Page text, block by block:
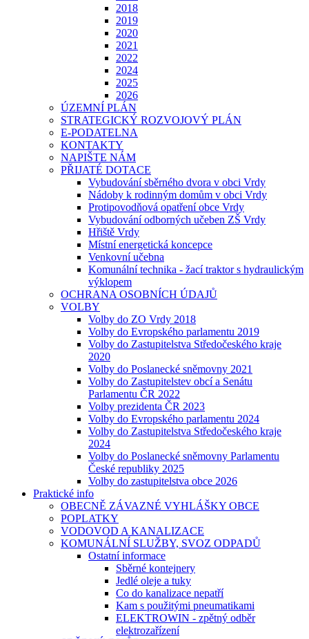
2018
2019
2020
2021
2022
2024
2025
2026
ÚZEMNÍ PLÁN
STRATEGICKÝ ROZVOJOVÝ PLÁN
E-PODATELNA
KONTAKTY
NAPIŠTE NÁM
PŘIJATÉ DOTACE
Vybudování sběrného dvora v obci Vrdy
Nádoby k rodinným domům v obci Vrdy
Protipovodňová opatření obce Vrdy
Vybudování odborných učeben ZŠ Vrdy
Hřiště Vrdy
Místní energetická koncepce
Venkovní učebna
Komunální technika - žací traktor s hydraulickým
výklopem
OCHRANA OSOBNÍCH ÚDAJŮ
VOLBY
Volby do ZO Vrdy 2018
Volby do Evropského parlamentu 2019
Volby do Zastupitelstva Středočeského kraje
2020
Volby do Poslanecké sněmovny 2021
Volby do Zastupitelstev obcí a Senátu
Parlamentu ČR 2022
Volby prezidenta ČR 2023
Volby do Evropského parlamentu 2024
Volby do Zastupitelstva Středočeského kraje
2024
Volby do Poslanecké sněmovny Parlamentu
České republiky 2025
Volby do zastupitelstva obce 2026
Praktické info
OBECNĚ ZÁVAZNÉ VYHLÁŠKY OBCE
POPLATKY
VODOVOD A KANALIZACE
KOMUNÁLNÍ SLUŽBY, SVOZ ODPADŮ
Ostatní informace
Sběrné kontejnery
Jedlé oleje a tuky
Co do kanalizace nepatří
Kam s použitými pneumatikami
ELEKTROWIN - zpětný odběr
elektrozařízení